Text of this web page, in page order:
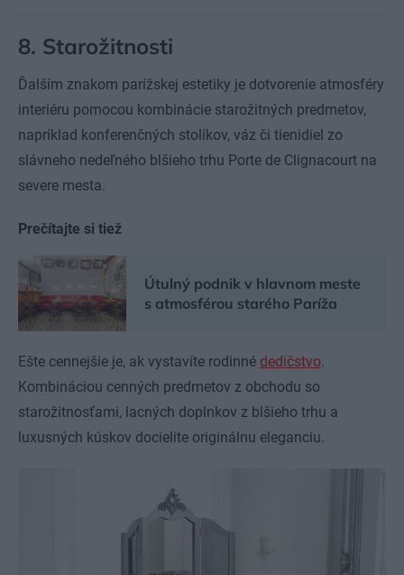
8. Starožitnosti
Ďalším znakom parížskej estetiky je dotvorenie atmosféry
interiéru pomocou kombinácie starožitných predmetov,
napríklad konferenčných stolíkov, váz či tienidiel zo
slávneho nedeľného blšieho trhu Porte de Clignacourt na
severe mesta.
Prečítajte si tiež
Útulný podnik v hlavnom meste
s atmosférou starého Paríža
Ešte cennejšie je, ak vystavíte rodinné dedičstvo.
Kombináciou cenných predmetov z obchodu so
starožitnosťami, lacných doplnkov z blšieho trhu a
luxusných kúskov docielite originálnu eleganciu.